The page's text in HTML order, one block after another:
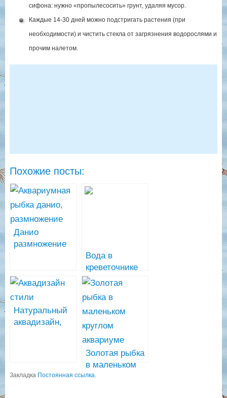
сифона: нужно «пропылесосить» грунт, удаляя мусор.
Каждые 14-30 дней можно подстригать растения (при
необходимости) и чистить стекла от загрязнения водорослями и
прочим налетом.
Похожие посты:
Данио
размножение
Вода в
креветочнике
Натуральный
аквадизайн,
Золотая рыбка
в маленьком
круглом
Закладка Постоянная ссылка.